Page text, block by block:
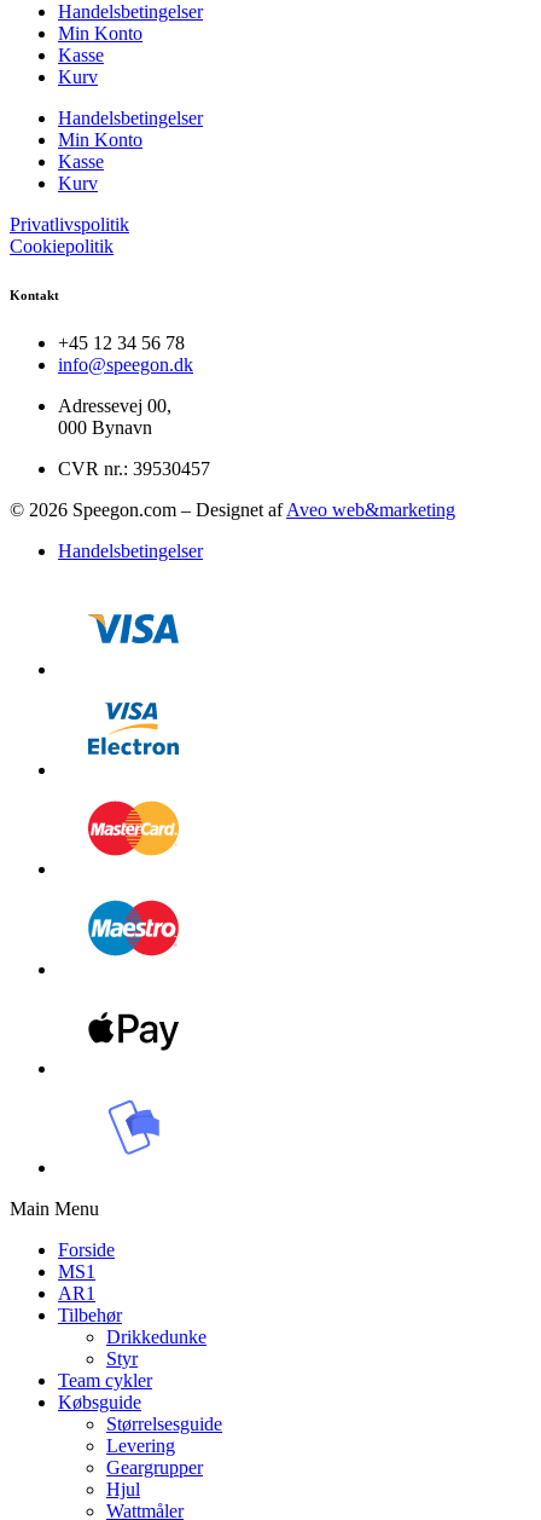
Handelsbetingelser
Min Konto
Kasse
Kurv
Handelsbetingelser
Min Konto
Kasse
Kurv
Privatlivspolitik
Cookiepolitik
Kontakt
+45 12 34 56 78
info@speegon.dk
Adressevej 00,
000 Bynavn
CVR nr.: 39530457
© 2026 Speegon.com – Designet afAveo web&marketing
Handelsbetingelser
Main Menu
Forside
MS1
AR1
Tilbehør
Drikkedunke
Styr
Team cykler
Købsguide
Størrelsesguide
Levering
Geargrupper
Hjul
Wattmåler